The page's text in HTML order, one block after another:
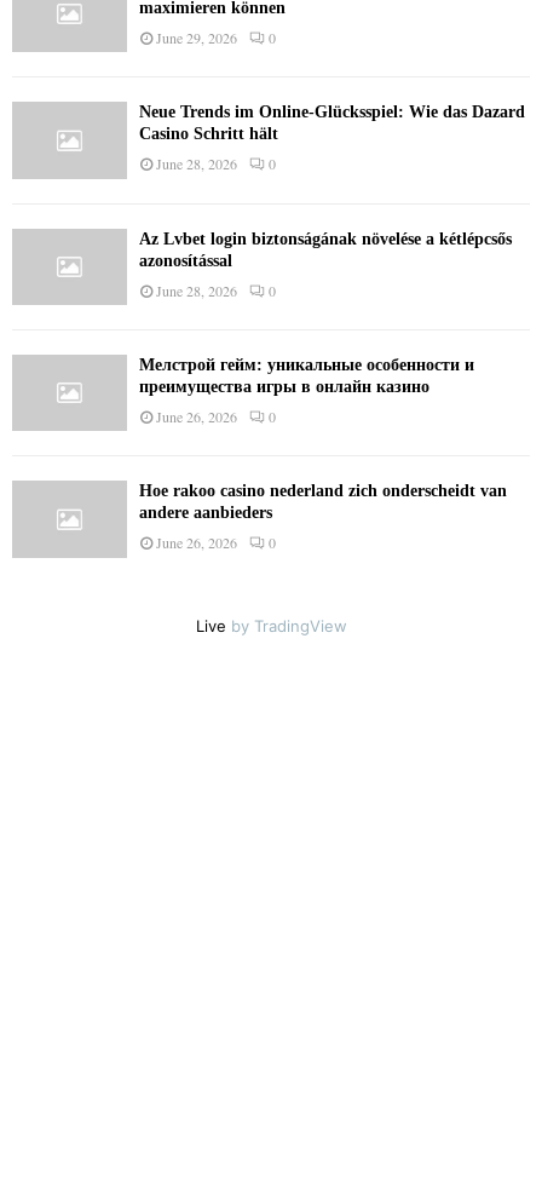
maximieren können
June 29, 2026 0
Neue Trends im Online-Glücksspiel: Wie das Dazard
Casino Schritt hält
June 28, 2026 0
Az Lvbet login biztonságának növelése a kétlépcsős
azonosítással
June 28, 2026 0
Мелстрой гейм: уникальные особенности и
преимущества игры в онлайн казино
June 26, 2026 0
Hoe rakoo casino nederland zich onderscheidt van
andere aanbieders
June 26, 2026 0
Live by TradingView